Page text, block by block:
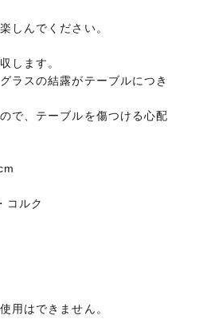
しんでください。
します。
ラスの結露がテーブルにつき
で、テーブルを傷つける心配
コルク
用はできません。